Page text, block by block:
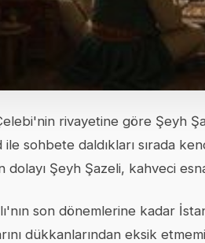
rivayetine göre Şeyh
ile sohbete daldıkları sırada
dolayı Şeyh Şazeli, kahveci
son dönemlerine kadar
dükkanlarından eksik